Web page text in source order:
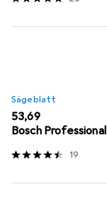
Sägeblatt
EUR
53,69
Bosch Professional
19